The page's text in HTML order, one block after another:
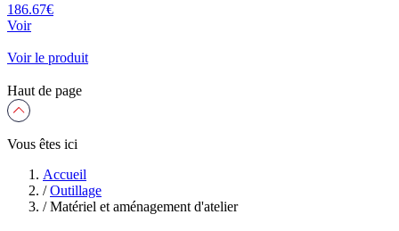
186.67€
Voir
Voir le produit
Haut de page
Vous êtes ici
Accueil
/ Outillage
/ Matériel et aménagement d'atelier